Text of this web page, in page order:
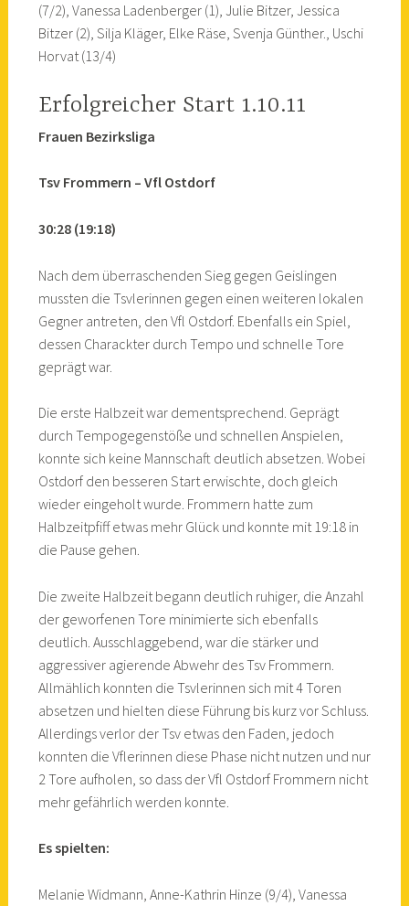
(7/2), Vanessa Ladenberger (1), Julie Bitzer, Jessica
Bitzer (2), Silja Kläger, Elke Räse, Svenja Günther., Uschi
Horvat (13/4)
Erfolgreicher Start 1.10.11
Frauen Bezirksliga
Tsv Frommern – Vfl Ostdorf
30:28 (19:18)
Nach dem überraschenden Sieg gegen Geislingen
mussten die Tsvlerinnen gegen einen weiteren lokalen
Gegner antreten, den Vfl Ostdorf. Ebenfalls ein Spiel,
dessen Charackter durch Tempo und schnelle Tore
geprägt war.
Die erste Halbzeit war dementsprechend. Geprägt
durch Tempogegenstöße und schnellen Anspielen,
konnte sich keine Mannschaft deutlich absetzen. Wobei
Ostdorf den besseren Start erwischte, doch gleich
wieder eingeholt wurde. Frommern hatte zum
Halbzeitpfiff etwas mehr Glück und konnte mit 19:18 in
die Pause gehen.
Die zweite Halbzeit begann deutlich ruhiger, die Anzahl
der geworfenen Tore minimierte sich ebenfalls
deutlich. Ausschlaggebend, war die stärker und
aggressiver agierende Abwehr des Tsv Frommern.
Allmählich konnten die Tsvlerinnen sich mit 4 Toren
absetzen und hielten diese Führung bis kurz vor Schluss.
Allerdings verlor der Tsv etwas den Faden, jedoch
konnten die Vflerinnen diese Phase nicht nutzen und nur
2 Tore aufholen, so dass der Vfl Ostdorf Frommern nicht
mehr gefährlich werden konnte.
Es spielten:
Melanie Widmann, Anne-Kathrin Hinze (9/4), Vanessa